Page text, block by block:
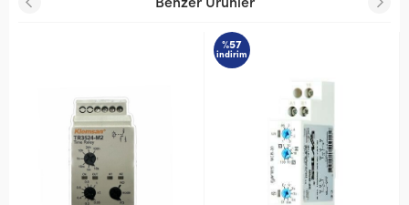
Benzer Ürünler
%57
indirim